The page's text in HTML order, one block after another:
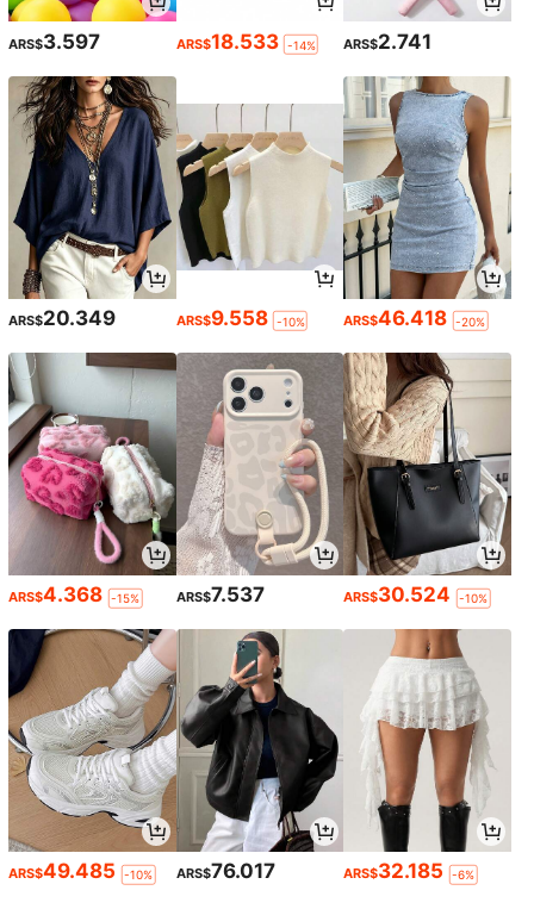
ARS$3.597 ARS$18.533 -14% ARS$2.741
ARS$20.349 ARS$9.558 -10% ARS$46.418 -20%
ARS$4.368 -15% ARS$7.537 ARS$30.524 -10%
ARS$49.485 -10% ARS$76.017 ARS$32.185 -6%